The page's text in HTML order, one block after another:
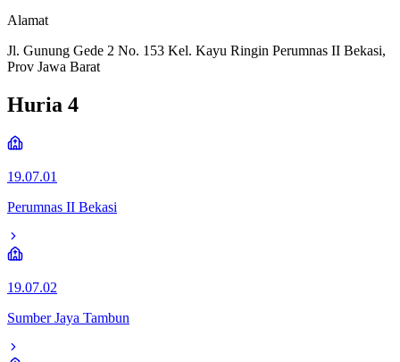
Alamat
Jl. Gunung Gede 2 No. 153 Kel. Kayu Ringin Perumnas II Bekasi,
Prov Jawa Barat
Huria 4
19.07.01
Perumnas II Bekasi
19.07.02
Sumber Jaya Tambun